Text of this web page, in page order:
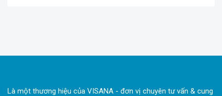
Là một thương hiệu của VISANA - đơn vị chuyên tư vấn & cung